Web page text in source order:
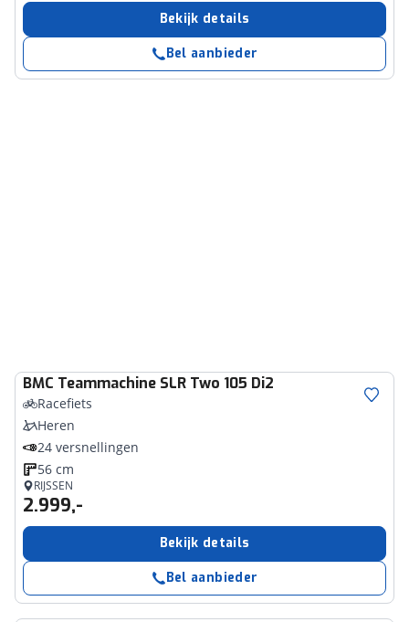
Bekijk details
Bel aanbieder
BMC Teammachine SLR Two 105 Di2
Racefiets
Heren
24 versnellingen
56 cm
RIJSSEN
2.999,-
Bekijk details
Bel aanbieder